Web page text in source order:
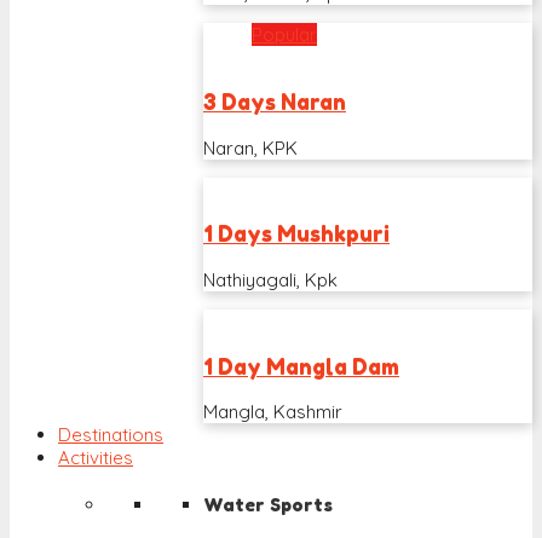
Popular
3 Days Naran
Naran, KPK
1 Days Mushkpuri
Nathiyagali, Kpk
1 Day Mangla Dam
Mangla, Kashmir
Destinations
Activities
Water Sports